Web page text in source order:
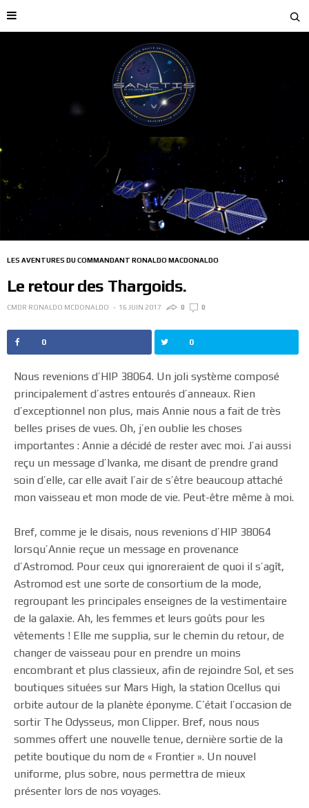
LES AVENTURES DU COMMANDANT RONALDO MACDONALDO
Le retour des Thargoids.
CMDR RONALDO MCDONALDO 16 JUIN 2017 0 0
0 0
Nous revenions d’HIP 38064. Un joli système composé
principalement d’astres entourés d’anneaux. Rien
d’exceptionnel non plus, mais Annie nous a fait de très
belles prises de vues. Oh, j’en oublie les choses
importantes : Annie a décidé de rester avec moi. J’ai aussi
reçu un message d’Ivanka, me disant de prendre grand
soin d’elle, car elle avait l’air de s’être beaucoup attaché
mon vaisseau et mon mode de vie. Peut-être même à moi.
Bref, comme je le disais, nous revenions d’HIP 38064
lorsqu’Annie reçue un message en provenance
d’Astromod. Pour ceux qui ignoreraient de quoi il s’agît,
Astromod est une sorte de consortium de la mode,
regroupant les principales enseignes de la vestimentaire
de la galaxie. Ah, les femmes et leurs goûts pour les
vêtements ! Elle me supplia, sur le chemin du retour, de
changer de vaisseau pour en prendre un moins
encombrant et plus classieux, afin de rejoindre Sol, et ses
boutiques situées sur Mars High, la station Ocellus qui
orbite autour de la planète éponyme. C’était l’occasion de
sortir The Odysseus, mon Clipper. Bref, nous nous
sommes offert une nouvelle tenue, dernière sortie de la
petite boutique du nom de « Frontier ». Un nouvel
uniforme, plus sobre, nous permettra de mieux
présenter lors de nos voyages.